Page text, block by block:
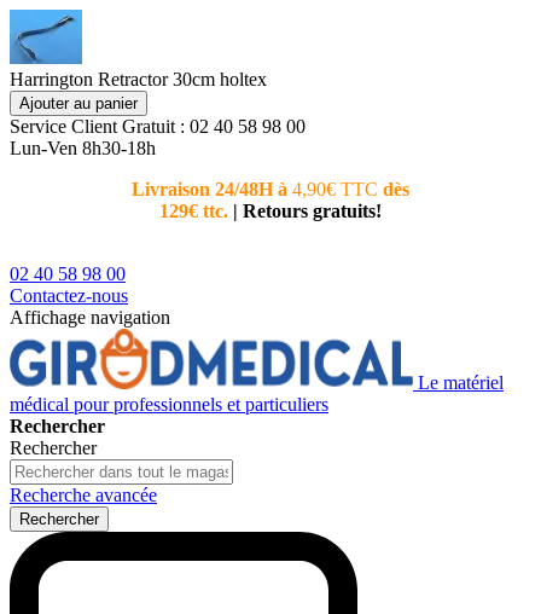
Harrington Retractor 30cm holtex
Ajouter au panier
Service Client Gratuit : 02 40 58 98 00
Lun-Ven 8h30-18h
Livraison 24/48H à 4,90€ TTC dès
129€ ttc. | Retours gratuits!
02 40 58 98 00
Contactez-nous
Affichage navigation
Le matériel
médical pour professionnels et particuliers
Rechercher
Rechercher
Recherche avancée
Rechercher